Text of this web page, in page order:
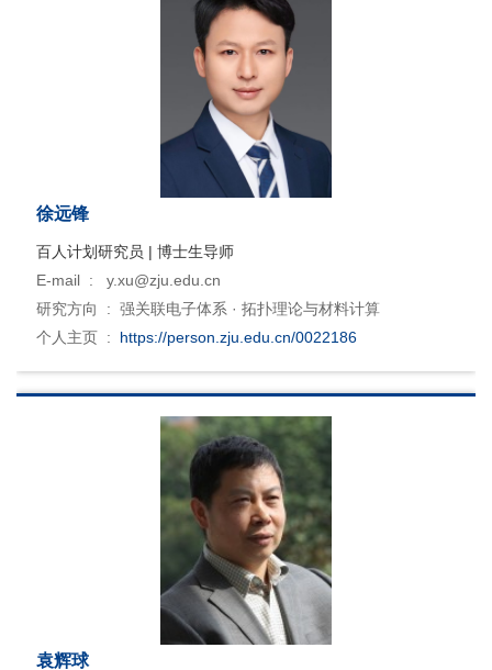
徐远锋
百人计划研究员 | 博士生导师
y.xu@zju.edu.cn
研究方向 : 强关联电子体系 · 拓扑理论与材料计算
个人主页 : https://person.zju.edu.cn/0022186
袁辉球